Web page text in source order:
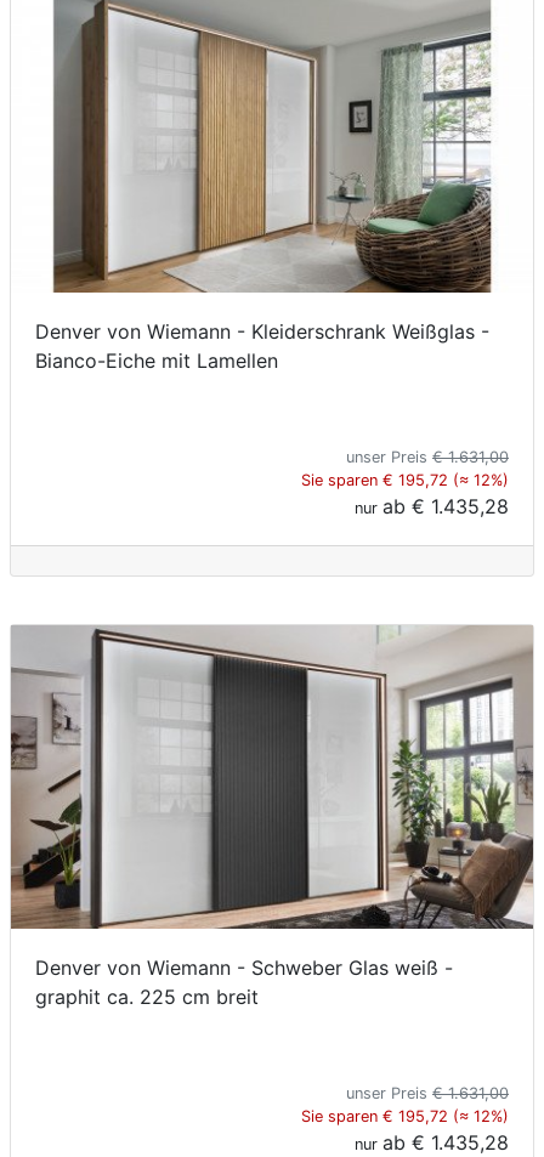
Denver von Wiemann - Kleiderschrank Weißglas -
Bianco-Eiche mit Lamellen
unser Preis € 1.631,00
Sie sparen € 195,72 (≈ 12%)
nur ab € 1.435,28
Denver von Wiemann - Schweber Glas weiß -
graphit ca. 225 cm breit
unser Preis € 1.631,00
Sie sparen € 195,72 (≈ 12%)
nur ab € 1.435,28